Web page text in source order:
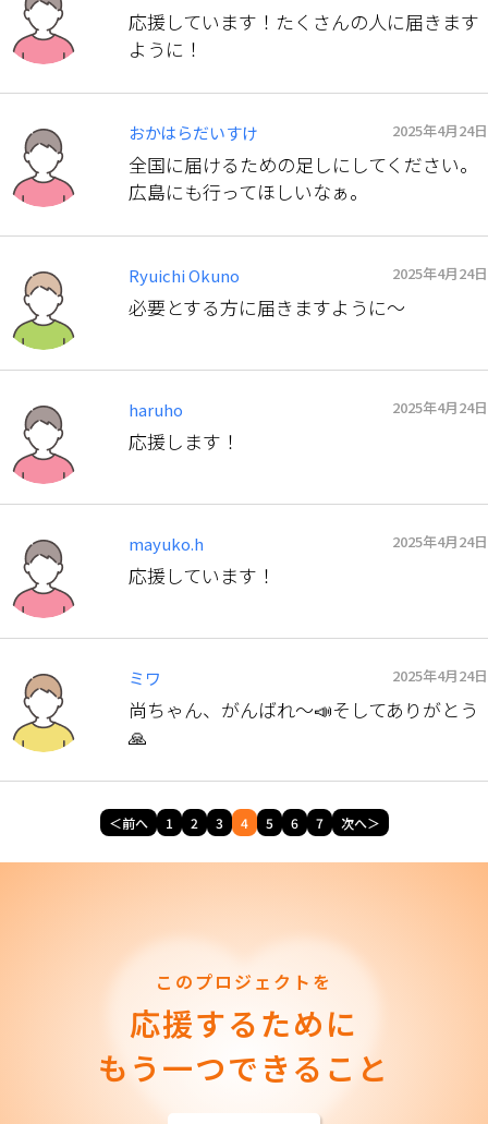
応援しています！たくさんの人に届きます
ように！
おかはらだいすけ 2025年4月24日
全国に届けるための足しにしてください。
広島にも行ってほしいなぁ。
Ryuichi Okuno 2025年4月24日
必要とする方に届きますように〜
haruho 2025年4月24日
応援します！
mayuko.h 2025年4月24日
応援しています！
ミワ 2025年4月24日
尚ちゃん、がんばれ〜📣そしてありがとう
🙏
＜前へ 1 2 3 4 5 6 7 次へ＞
このプロジェクトを
応援するために
もう一つできること